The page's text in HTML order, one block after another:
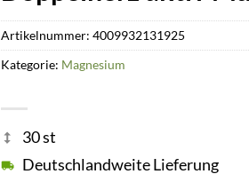
30 st
Deutschlandweite Lieferung
Artikelnummer:4009932131925
Kategorie: Magnesium